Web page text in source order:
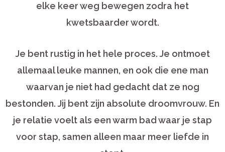
elke keer weg bewegen zodra het
kwetsbaarder wordt.
Je bent rustig in het hele proces. Je ontmoet
allemaal leuke mannen, en ook die ene man
waarvan je niet had gedacht dat ze nog
bestonden. Jij bent zijn absolute droomvrouw. En
je relatie voelt als een warm bad waar je stap
voor stap, samen alleen maar meer liefde in